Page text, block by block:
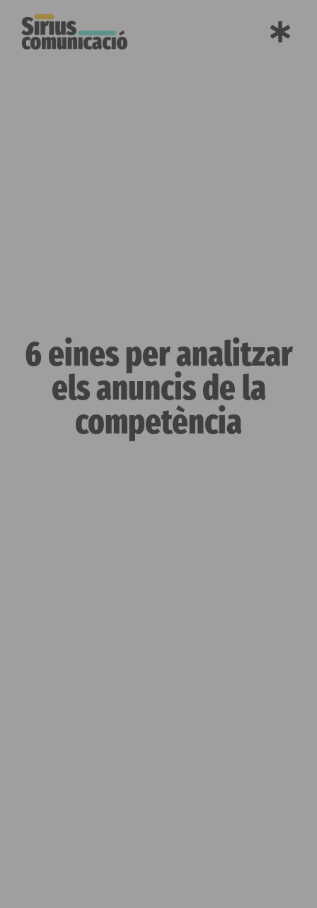
6 eines per analitzar
els anuncis de la
competència